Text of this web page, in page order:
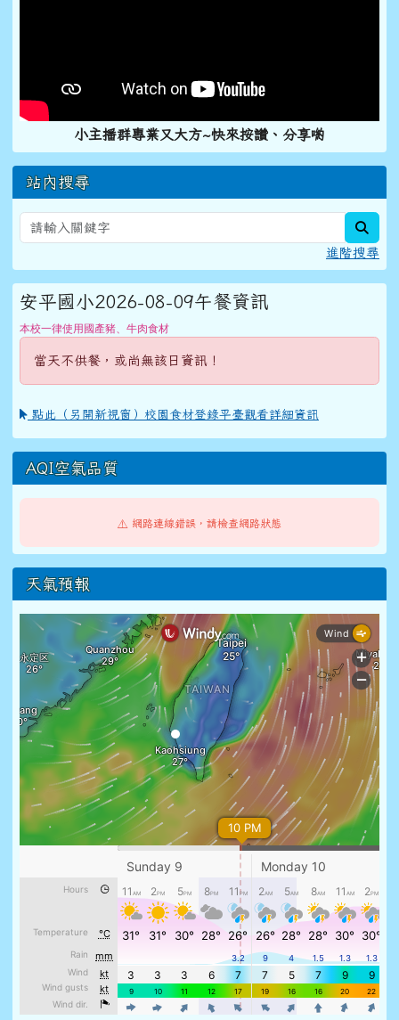
小主播群專業又大方~快來按讚、分享喲
站內搜尋
進階搜尋
安平國小2026-08-09午餐資訊
本校一律使用國產豬、牛肉食材
當天不供餐，或尚無該日資訊！
點此（另開新視窗）校園食材登錄平臺觀看詳細資訊
AQI空氣品質
⚠️ 網路連線錯誤，請檢查網路狀態
天氣預報